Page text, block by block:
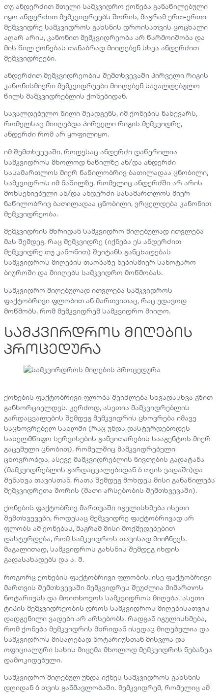
თუ ანდერძით მთელი სამკვიდრო ქონება განაწილებული
იყო ანდერძით მემკვიდრეებს შორის, მაგრამ ერთ-ერთი
მემკვიდრე სამკვიდროს გახსნის დროისათვის ცოცხალი
აღარ არის, კანონით მემკვიდრეობა არ წარმოიშობა და
მის წილ ქონებას თანაბრად მიიღებენ სხვა ანდერძით
მემკვიდრეები.
ანდერძით მემკვიდრეობის შემთხვევაში პირველი რიგის
კანონისმიერი მემკვიდრეები მიიღებენ სავალდებულო
წილს მამკვიდრებლის ქონებიდან.
სავალდებულო წილი შეადგენს, იმ ქონების ნახევარს,
რომელსაც მიიღებდა პირველი რიგის მემკვიდრე,
ანდერძი რომ არ ყოფილიყო.
იმ შემთხვევაში, როდესაც ანდერძი დაწერილია
სამკვიდროს მხოლოდ ნაწილზე ან/და ანდერძი
სასამართლოს მიერ ნაწილობრივ ბათილადაა ცნობილი,
სამკვიდროს იმ ნაწილზე, რომელიც ანდერძში არ არის
მოხსენიებული ან/და ანდერძი სასამართლოს მიერ
ნაწილობრივ ბათილადაა ცნობილი, ვრცელდება კანონით
მემკვიდრეობა.
მემკვიდრის მხრიდან სამკვიდრო მიღებულად ითვლება
მას შემდეგ, რაც მემკვიდრე (იქნება ეს ანდერძით
მემკვიდრე თუ კანონით) შეიტანს განცხადებას
სამკვიდროს მიღების თაობაზე ნებისმიერ სანოტარო
ბიუროში და მიიღებს სამკვიდრო მოწმობას.
სამკვიდრო მიღებულად ითვლება სამკვიდროს
ფაქტობრივი ფლობით ან მართვითაც, რაც უდავოდ
მოწმობს, რომ მემკვიდრემ სამკვიდრო მიიღო.
სამკვირდროს მიღების
პროცედურა
ქონების ფაქტობრივი ფლობა შეიძლება სხვადასხვა გზით
განხორციელდეს. კერძოდ, ასეთია მამკვიდრებლის
გარდაცვალების შემდეგ მემკვიდრის ცხოვრება იმავე
საცხოვრებელ სახლში (რაც უნდა დასტურდებოდეს
სახელმწიფო სერვისების განვითარების სააგენტოს მიერ
გაცემული ცნობით), რომელშიც მამკვიდრებელი
ცხოვრობდა, ასევე მამკვიდრებლის ნივთების გადატანა
(მამკვიდრებლის გარდაცვალებიდან 6 თვის ვადაში)და
შენახვა თავისთან, რათა შემდეგ მოხდეს მისი განაწილება
მემკვიდრეთა შორის (მათი არსებობის შემთხვევაში).
ქონების ფაქტობრივ მართვაში იგულისხმება ისეთი
შემთხვევები, როდესაც მემკვიდრე ფაქტობრივად არ
ფლობს ამ ქონებას, მაგრამ მისი მოქმედებებით
დასტურდება, რომ სამკვიდროს თავისად მიიჩნევს.
მაგალითად, სამკვიდროს გახსნის შემდეგ იხდის
გადასახადებს და ა. შ.
როგორც ქონების ფაქტობრივი ფლობის, ისე ფაქტობრივი
მართვის შემთხვევაში მემკვიდრეს შეუძლია მიმართოს
ნოტარიუსს და მოითხოვოს სამკვიდროს მიღება. ასეთი
ტიპის მემკვიდრეობის დროს სამკვიდროს მიღებისათვის
დადგენილი ვადები არ არსებობს, რადგან იგულისხმება,
რომ ქონება მემკვიდრის მხრიდან ისედაც მიღებულია და
სამკვიდროს მისაღებად ნოტარიუსთან მისვლა და
ოფიციალური სახის მიცემა მხოლოდ მემკვიდრის ნებაზეა
დამოკიდებული.
სამკვიდრო მიღებულ უნდა იქნეს სამკვიდროს გახსნის
დღიდან 6 თვის განმავლობაში. მემკვიდრემ, რომელიც ამ